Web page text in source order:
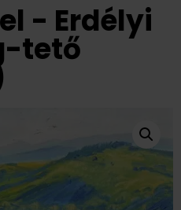
- Erdélyi
tető